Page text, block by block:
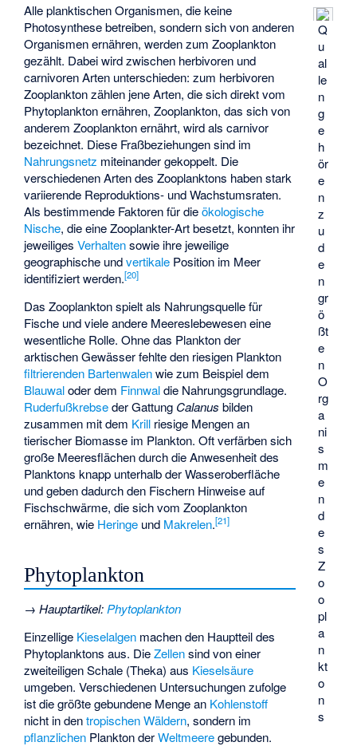
Q
u
al
le
n
g
e
h
ör
e
n
z
u
d
e
n
gr
ö
ßt
e
n
O
rg
a
ni
s
m
e
n
d
e
s
Z
o
o
pl
a
n
kt
o
n
s
Alle planktischen Organismen, die keine
Photosynthese betreiben, sondern sich von anderen
Organismen ernähren, werden zum Zooplankton
gezählt. Dabei wird zwischen herbivoren und
carnivoren Arten unterschieden: zum herbivoren
Zooplankton zählen jene Arten, die sich direkt vom
Phytoplankton ernähren, Zooplankton, das sich von
anderem Zooplankton ernährt, wird als carnivor
bezeichnet. Diese Fraßbeziehungen sind im
Nahrungsnetz miteinander gekoppelt. Die
verschiedenen Arten des Zooplanktons haben stark
variierende Reproduktions- und Wachstumsraten.
Als bestimmende Faktoren für dieökologische
Nische, die eine Zooplankter-Art besetzt, konnten ihr
jeweiligesVerhaltensowie ihre jeweilige
geographische undvertikale Position im Meer
identifiziert werden.[20]
Das Zooplankton spielt als Nahrungsquelle für
Fische und viele andere Meereslebewesen eine
wesentliche Rolle. Ohne das Plankton der
arktischen Gewässer fehlte den riesigen Plankton
filtrierenden Bartenwalenwie zum Beispiel dem
Blauwaloder dem Finnwaldie Nahrungsgrundlage.
Ruderfußkrebseder Gattung Calanus bilden
zusammen mit dem Krill riesige Mengen an
tierischer Biomasse im Plankton. Oft verfärben sich
große Meeresflächen durch die Anwesenheit des
Planktons knapp unterhalb der Wasseroberfläche
und geben dadurch den Fischern Hinweise auf
Fischschwärme, die sich vom Zooplankton
ernähren, wie Heringe und Makrelen.[21]
Phytoplankton
→Hauptartikel:Phytoplankton
Einzellige Kieselalgen machen den Hauptteil des
Phytoplanktons aus. DieZellensind von einer
zweiteiligen Schale (Theka) aus Kieselsäure
umgeben. Verschiedenen Untersuchungen zufolge
ist die größte gebundene Menge an Kohlenstoff
nicht in dentropischen Wäldern, sondern im
pflanzlichen Plankton derWeltmeeregebunden.